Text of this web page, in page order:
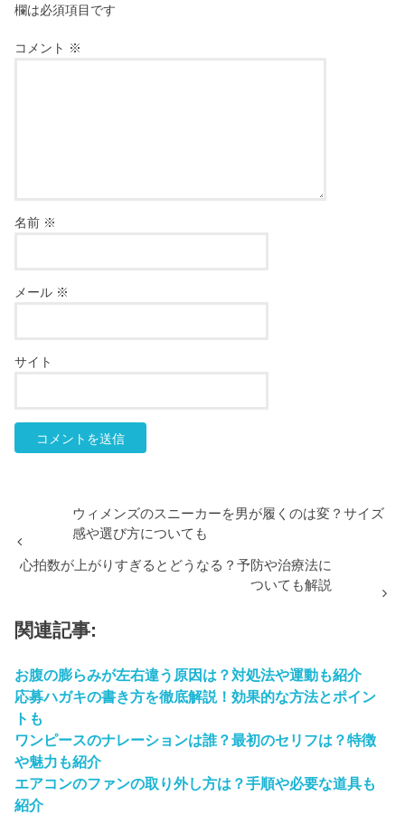
欄は必須項目です
コメント ※
名前 ※
メール ※
サイト
ウィメンズのスニーカーを男が履くのは変？サイズ
感や選び方についても
心拍数が上がりすぎるとどうなる？予防や治療法に
ついても解説
関連記事:
お腹の膨らみが左右違う原因は？対処法や運動も紹介
応募ハガキの書き方を徹底解説！効果的な方法とポイン
トも
ワンピースのナレーションは誰？最初のセリフは？特徴
や魅力も紹介
エアコンのファンの取り外し方は？手順や必要な道具も
紹介